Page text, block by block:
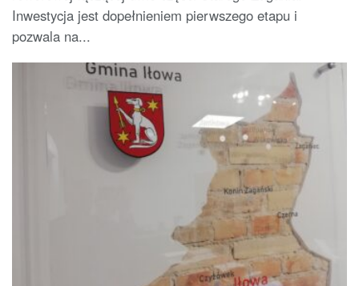
Inwestycja jest dopełnieniem pierwszego etapu i
pozwala na...